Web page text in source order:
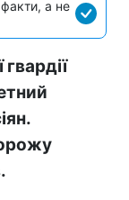
а не
гвардії